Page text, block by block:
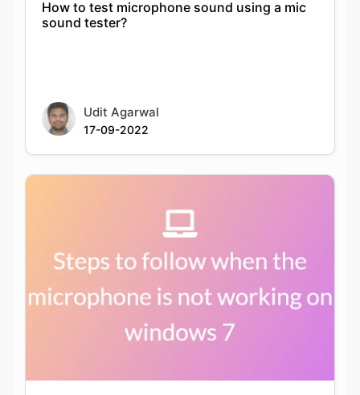
How to test microphone sound using a mic
sound tester?
Udit Agarwal
17-09-2022